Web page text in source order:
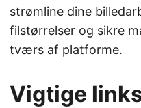
strømline dine
filstørrelser og sikre
tværs af platforme.
Vigtige